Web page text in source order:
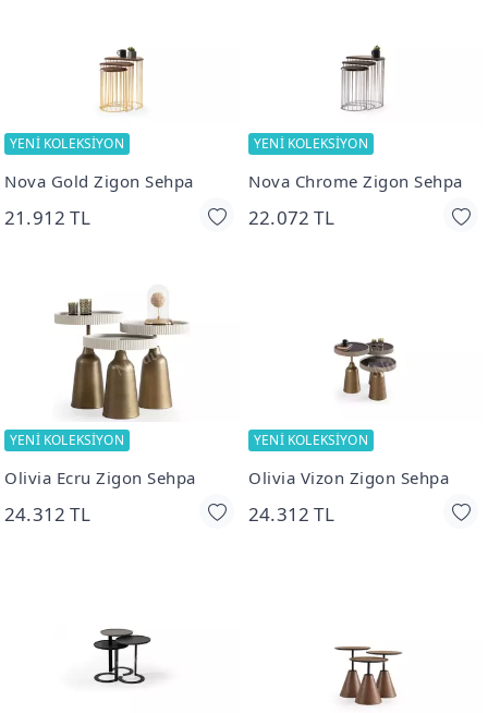
YENİ KOLEKSİYON
Nova Gold Zigon Sehpa
21.912 TL
YENİ KOLEKSİYON
Nova Chrome Zigon Sehpa
22.072 TL
YENİ KOLEKSİYON
Olivia Ecru Zigon Sehpa
24.312 TL
YENİ KOLEKSİYON
Olivia Vizon Zigon Sehpa
24.312 TL